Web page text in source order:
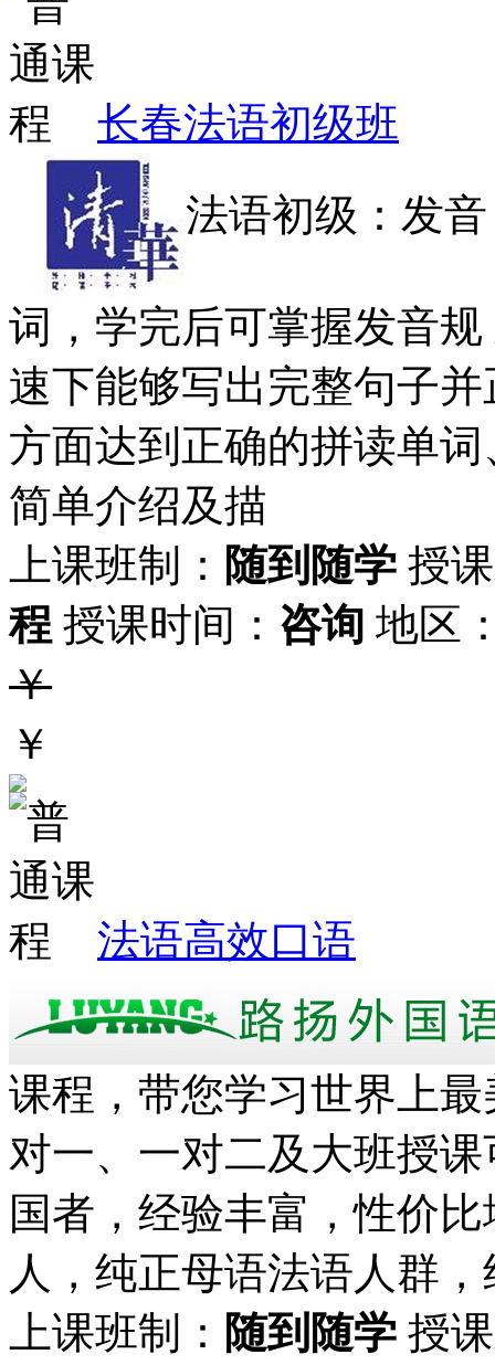
长春法语初级班
法语初级：发
词，学完后可掌握发音
速下能够写出完整句子
方面达到正确的拼读单
简单介绍及描
上课班制： 随到随学 授
程 授课时间： 咨询 地区
￥
￥
法语高效口语
课程，带您学习世界上
对一、一对二及大班授
国者，经验丰富，性价
人，纯正母语法语人群，
上课班制： 随到随学 授